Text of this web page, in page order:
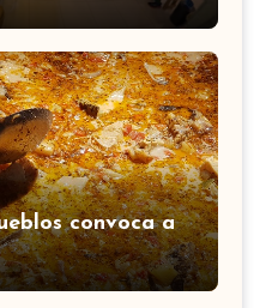
convoca a